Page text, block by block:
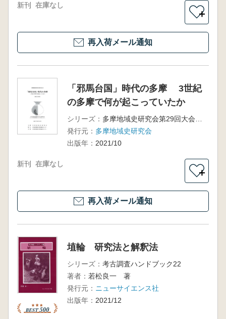
新刊 在庫なし
＋
再入荷メール通知
「邪馬台国」時代の多摩 3世紀
の多摩で何が起こっていたか
シリーズ：
発行元： 多摩地域史研究会
出版年： 2021/10
新刊 在庫なし
＋
再入荷メール通知
埴輪 研究法と解釈法
シリーズ： 考古調査ハンドブック22
著者： 若松良一 著
発行元： ニューサイエンス社
出版年： 2021/12